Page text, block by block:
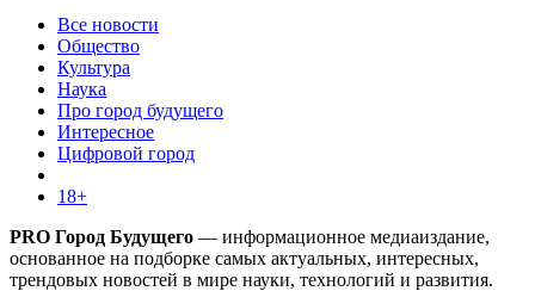
Все новости
Общество
Культура
Наука
Про город будущего
Интересное
Цифровой город
18+
PRO Город Будущего — информационное медиаиздание,
основанное на подборке самых актуальных, интересных,
трендовых новостей в мире науки, технологий и развития.